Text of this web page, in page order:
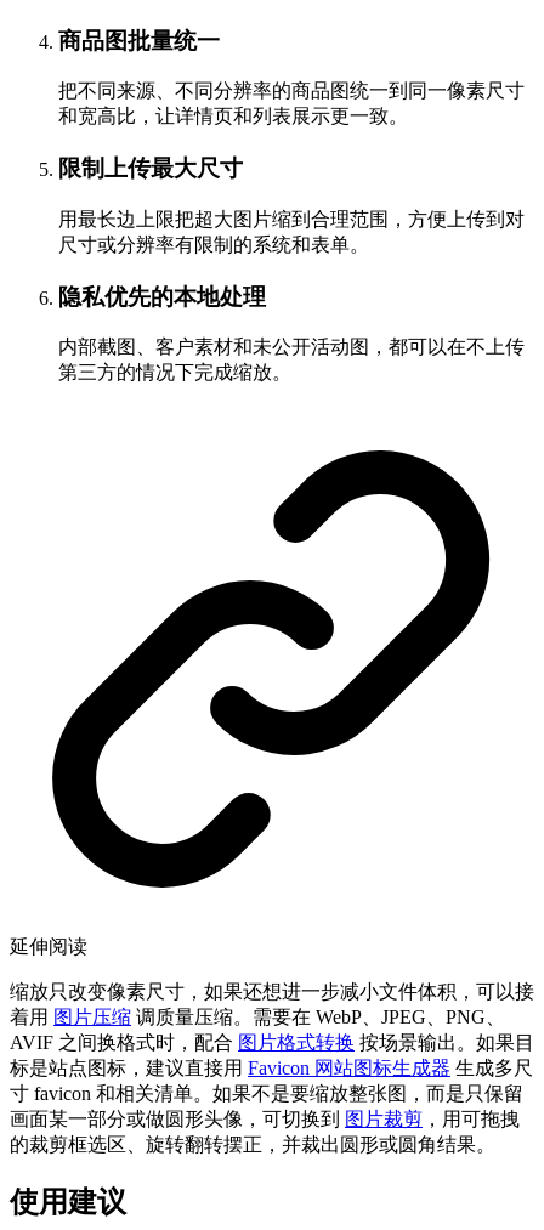
商品图批量统一
把不同来源、不同分辨率的商品图统一到同一像素尺寸
和宽高比，让详情页和列表展示更一致。
限制上传最大尺寸
用最长边上限把超大图片缩到合理范围，方便上传到对
尺寸或分辨率有限制的系统和表单。
隐私优先的本地处理
内部截图、客户素材和未公开活动图，都可以在不上传
第三方的情况下完成缩放。
延伸阅读
缩放只改变像素尺寸，如果还想进一步减小文件体积，可以接
着用 图片压缩 调质量压缩。需要在 WebP、JPEG、PNG、
AVIF 之间换格式时，配合 图片格式转换 按场景输出。如果目
标是站点图标，建议直接用 Favicon 网站图标生成器 生成多尺
寸 favicon 和相关清单。如果不是要缩放整张图，而是只保留
画面某一部分或做圆形头像，可切换到 图片裁剪 ，用可拖拽
的裁剪框选区、旋转翻转摆正，并裁出圆形或圆角结果。
使用建议